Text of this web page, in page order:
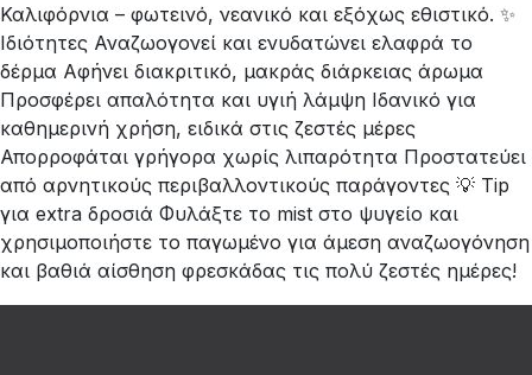
Καλιφόρνια – φωτεινό, νεανικό και εξόχως εθιστικό. ✨
Ιδιότητες Αναζωογονεί και ενυδατώνει ελαφρά το
δέρμα Αφήνει διακριτικό, μακράς διάρκειας άρωμα
Προσφέρει απαλότητα και υγιή λάμψη Ιδανικό για
καθημερινή χρήση, ειδικά στις ζεστές μέρες
Απορροφάται γρήγορα χωρίς λιπαρότητα Προστατεύει
από αρνητικούς περιβαλλοντικούς παράγοντες 💡 Tip
για extra δροσιά Φυλάξτε το mist στο ψυγείο και
χρησιμοποιήστε το παγωμένο για άμεση αναζωογόνηση
και βαθιά αίσθηση φρεσκάδας τις πολύ ζεστές ημέρες!